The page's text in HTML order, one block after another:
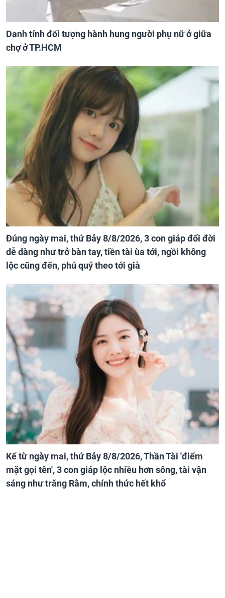
Danh tính đối tượng hành hung người phụ nữ ở giữa
chợ ở TP.HCM
Đúng ngày mai, thứ Bảy 8/8/2026, 3 con giáp đổi đời
dễ dàng như trở bàn tay, tiền tài ùa tới, ngồi không
lộc cũng đến, phú quý theo tới già
Kể từ ngày mai, thứ Bảy 8/8/2026, Thần Tài 'điểm
mặt gọi tên', 3 con giáp lộc nhiều hơn sông, tài vận
sáng như trăng Rằm, chính thức hết khổ